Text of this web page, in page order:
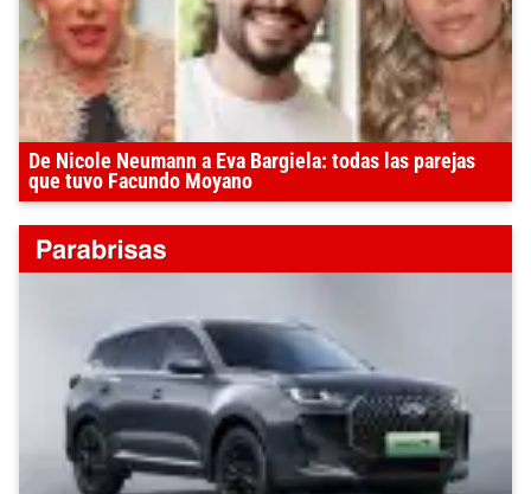
De Nicole Neumann a Eva Bargiela: todas las parejas
que tuvo Facundo Moyano